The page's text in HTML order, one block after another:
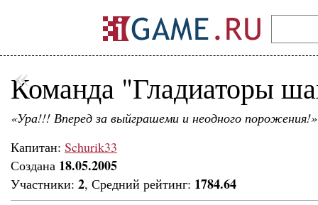
Команда "Гладиаторы
«Ура!!! Вперед за выйграшеми и неодного порожения!»
Капитан: Schurik33
Создана 18.05.2005
Участники: 2, Средний рейтинг: 1784.64
«